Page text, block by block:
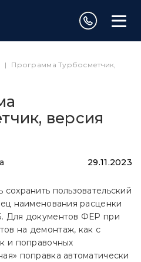
|
Программа Турбосметчик,
версия
29.11.2023
пользовательский
наименования расценки
Для документов ФЕР при
на демонтаж, как с
и поправочных
поправка автоматически